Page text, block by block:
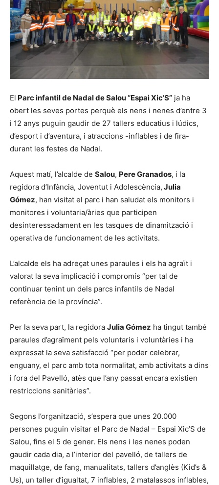
El Parc infantil de Nadal de Salou “Espai Xic’S” ja ha
obert les seves portes perquè els nens i nenes d’entre 3
i 12 anys puguin gaudir de 27 tallers educatius i lúdics,
d’esport i d’aventura, i atraccions -inflables i de fira-
durant les festes de Nadal.
Aquest matí, l’alcalde de Salou, Pere Granados, i la
regidora d’Infància, Joventut i Adolescència, Julia
Gómez, han visitat el parc i han saludat els monitors i
monitores i voluntaria/àries que participen
desinteressadament en les tasques de dinamització i
operativa de funcionament de les activitats.
L’alcalde els ha adreçat unes paraules i els ha agraït i
valorat la seva implicació i compromís “per tal de
continuar tenint un dels parcs infantils de Nadal
referència de la província”.
Per la seva part, la regidora Julia Gómez ha tingut també
paraules d’agraïment pels voluntaris i voluntàries i ha
expressat la seva satisfacció “per poder celebrar,
enguany, el parc amb tota normalitat, amb activitats a dins
i fora del Pavelló, atès que l’any passat encara existien
restriccions sanitàries”.
Segons l’organització, s’espera que unes 20.000
persones puguin visitar el Parc de Nadal – Espai Xic’S de
Salou, fins el 5 de gener. Els nens i les nenes poden
gaudir cada dia, a l’interior del pavelló, de tallers de
maquillatge, de fang, manualitats, tallers d’anglès (Kid’s &
Us), un taller d’igualtat, 7 inflables, 2 matalassos inflables,